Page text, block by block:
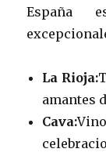
España
La Rioja:
amantes
Cava: